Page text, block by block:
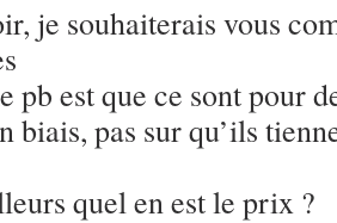
je souhaiterais vous
pb est que ce sont pour
biais, pas sur qu’ils
quel en est le prix ?